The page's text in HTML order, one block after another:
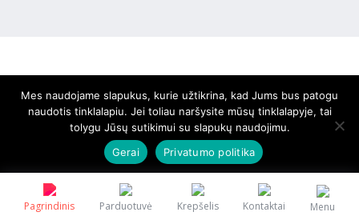
Pagrindinis Parduotuvė Krepšelis Kontaktai Menu
Mes naudojame slapukus, kurie užtikrina, kad Jums bus patogu
naudotis tinklalapiu. Jei toliau naršysite mūsų tinklalapyje, tai
tolygu Jūsų sutikimui su slapukų naudojimu.
Gerai
Privatumo politika